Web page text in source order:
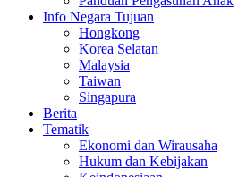
Info Negara Tujuan
Hongkong
Korea Selatan
Malaysia
Taiwan
Singapura
Berita
Tematik
Ekonomi dan Wirausaha
Hukum dan Kebijakan